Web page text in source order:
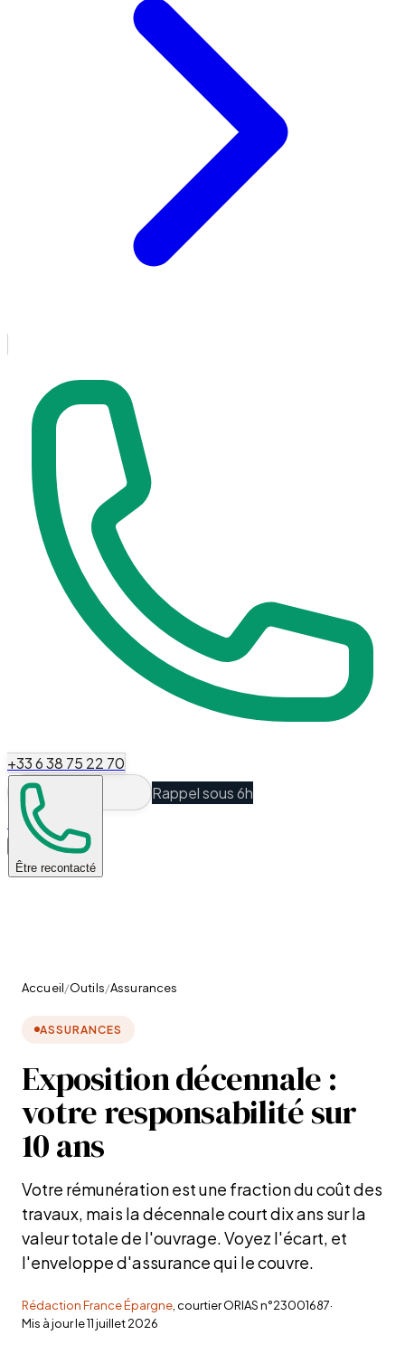
+33 6 38 75 22 70
Être recontacté
Rappel sous 6h
Espace Client
Accueil/Outils/Assurances
ASSURANCES
Exposition décennale :
votre responsabilité sur
10 ans
Votre rémunération est une fraction du coût des
travaux, mais la décennale court dix ans sur la
valeur totale de l'ouvrage. Voyez l'écart, et
l'enveloppe d'assurance qui le couvre.
Rédaction France Épargne , courtier ORIAS n°23001687·
Mis à jour le11 juillet 2026